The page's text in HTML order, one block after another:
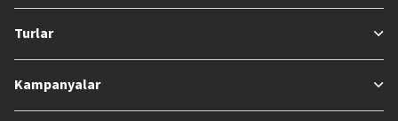
Turlar
Kampanyalar